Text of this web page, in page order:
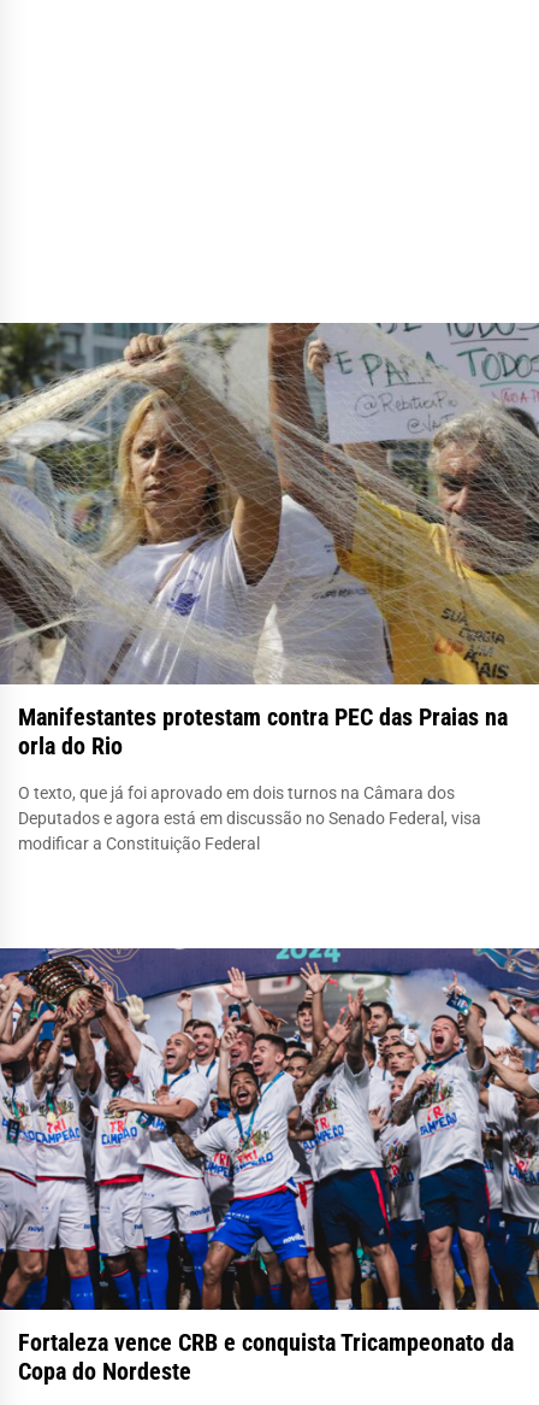
Manifestantes protestam contra PEC das Praias na
orla do Rio
O texto, que já foi aprovado em dois turnos na Câmara dos
Deputados e agora está em discussão no Senado Federal, visa
modificar a Constituição Federal
Fortaleza vence CRB e conquista Tricampeonato da
Copa do Nordeste